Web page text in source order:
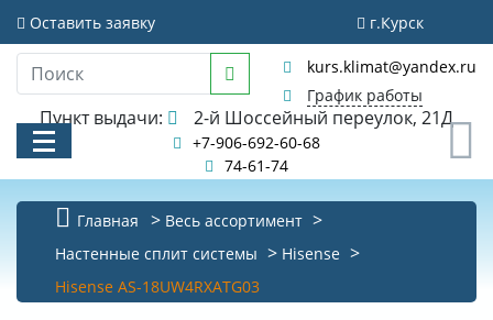
Оставить заявку г.Курск
kurs.klimat@yandex.ru
График работы
Пункт выдачи: 2-й Шоссейный переулок, 21Д
+7-906-692-60-68
74-61-74
КАТАЛОГ
АКЦИИ И РАСПРОДАЖИ
Главная
Весь ассортимент
Настенные сплит системы
Hisense
Hisense AS-18UW4RXATG03